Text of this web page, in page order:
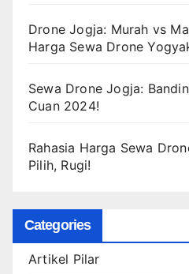
Drone Jogja: Murah vs
Harga Sewa Drone
Sewa Drone Jogja:
Cuan 2024!
Rahasia Harga Sewa
Pilih, Rugi!
Categories
Artikel Pilar